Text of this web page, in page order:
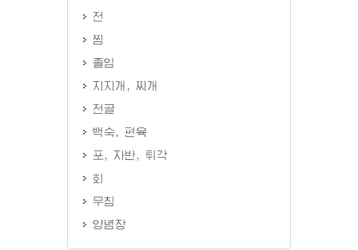
전
찜
졸임
지지개, 찌개
전골
백숙, 편육
포, 자반, 튀각
회
무침
양념장